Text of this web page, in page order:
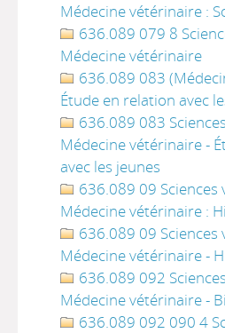
Médecine vétérinaire :
636.089 079 8
Médecine vétérinaire
636.089 083
Étude en relation avec
636.089 083
Médecine vétérinaire -
avec les jeunes
636.089 09 Sciences
Médecine vétérinaire :
636.089 09 Sciences
Médecine vétérinaire -
636.089 092
Médecine vétérinaire -
636.089 092 090 4